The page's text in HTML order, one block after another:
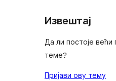
Извештај
Да ли постоје
теме?
Пријави ову тему